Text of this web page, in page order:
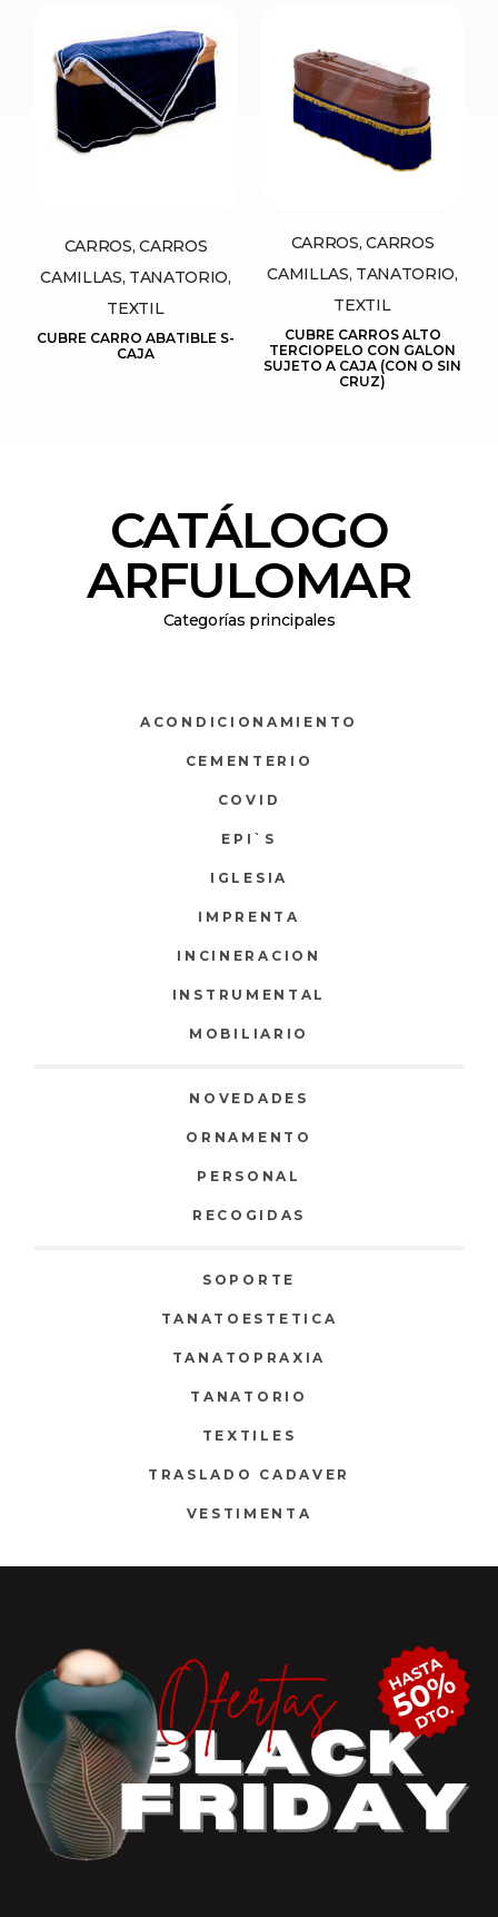
CARROS, CARROS
CAMILLAS, TANATORIO,
TEXTIL
CUBRE CARRO ABATIBLE S-
CAJA
CARROS, CARROS
CAMILLAS, TANATORIO,
TEXTIL
CUBRE CARROS ALTO
TERCIOPELO CON GALON
SUJETO A CAJA (CON O SIN
CRUZ)
CATÁLOGO
ARFULOMAR
Categorías principales
ACONDICIONAMIENTO
CEMENTERIO
COVID
EPI`S
IGLESIA
IMPRENTA
INCINERACION
INSTRUMENTAL
MOBILIARIO
NOVEDADES
ORNAMENTO
PERSONAL
RECOGIDAS
SOPORTE
TANATOESTETICA
TANATOPRAXIA
TANATORIO
TEXTILES
TRASLADO CADAVER
VESTIMENTA